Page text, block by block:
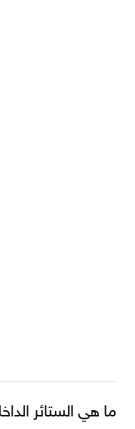
ما هي الستائر